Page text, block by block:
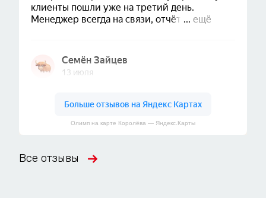
Олимп на карте Королёва — Яндекс.Карты
Все отзывы